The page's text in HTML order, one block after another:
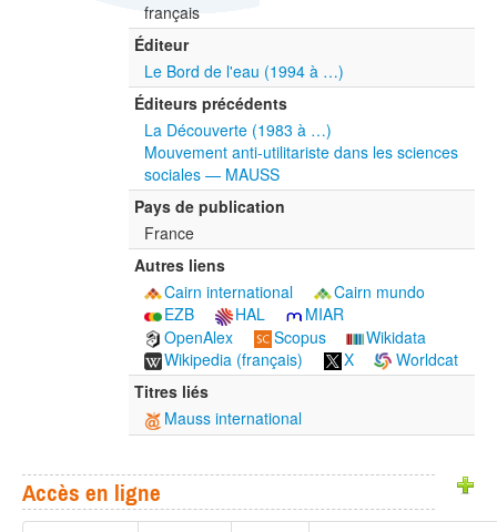
français
Éditeur
Le Bord de l'eau (1994 à …)
Éditeurs précédents
La Découverte (1983 à …)
Mouvement anti-utilitariste dans les sciences
sociales — MAUSS
Pays de publication
France
Autres liens
Cairn international
Cairn mundo
EZB
HAL
MIAR
OpenAlex
Scopus
Wikidata
Wikipedia (français)
X
Worldcat
Titres liés
Mauss international
Accès en ligne